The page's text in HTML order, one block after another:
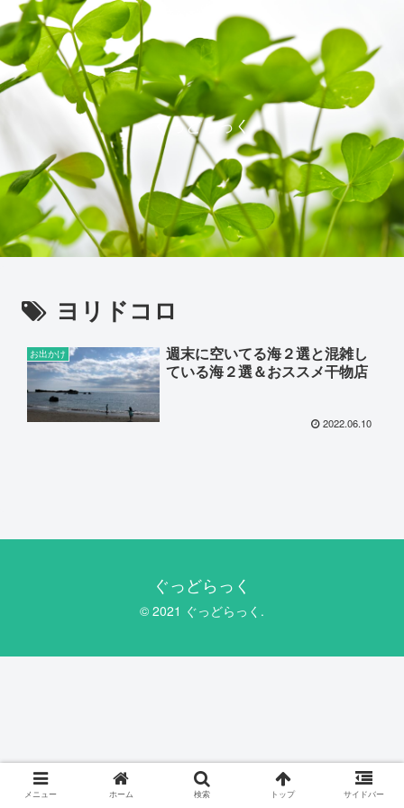
ぐっどらっく
ヨリドコロ
お出かけ
週末に空いてる海２選と混雑し
ている海２選＆おススメ干物店
2022.06.10
ぐっどらっく
© 2021 ぐっどらっく.
メニュー ホーム 検索 トップ サイドバー